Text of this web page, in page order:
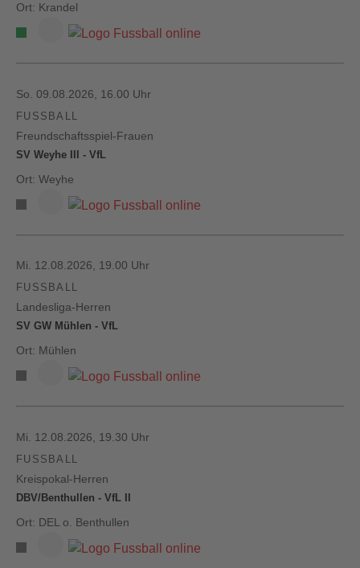
Ort: Krandel
So. 09.08.2026, 16.00 Uhr
FUSSBALL
Freundschaftsspiel-Frauen
SV Weyhe III - VfL
Ort: Weyhe
Mi. 12.08.2026, 19.00 Uhr
FUSSBALL
Landesliga-Herren
SV GW Mühlen - VfL
Ort: Mühlen
Mi. 12.08.2026, 19.30 Uhr
FUSSBALL
Kreispokal-Herren
DBV/Benthullen - VfL II
Ort: DEL o. Benthullen